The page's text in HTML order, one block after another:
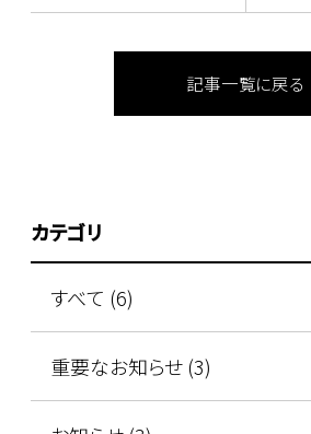
官ー」
記事一覧に戻る
カテゴリ
すべて (6)
重要なお知らせ (3)